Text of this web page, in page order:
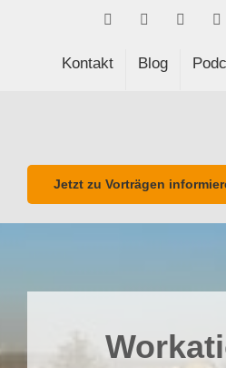
FacebookLinkedIn
Kontakt Blog
Jetzt zu Vorträgen